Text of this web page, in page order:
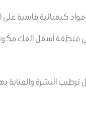
كيميائية قاسية على
منطقة أسفل الفك
ترطيب البشرة